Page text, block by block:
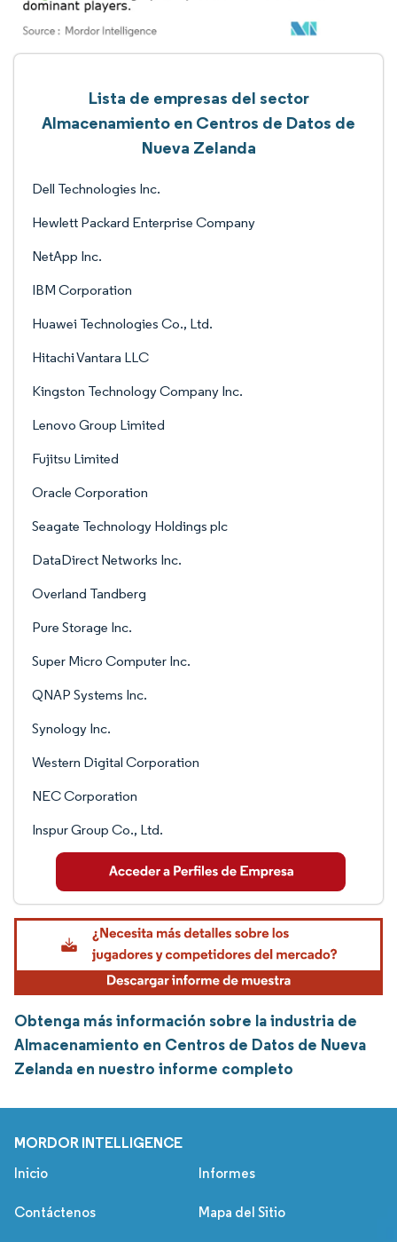
Lista de empresas del sector
Almacenamiento en Centros de Datos de
Nueva Zelanda
Dell Technologies Inc.
Hewlett Packard Enterprise Company
NetApp Inc.
IBM Corporation
Huawei Technologies Co., Ltd.
Hitachi Vantara LLC
Kingston Technology Company Inc.
Lenovo Group Limited
Fujitsu Limited
Oracle Corporation
Seagate Technology Holdings plc
DataDirect Networks Inc.
Overland Tandberg
Pure Storage Inc.
Super Micro Computer Inc.
QNAP Systems Inc.
Synology Inc.
Western Digital Corporation
NEC Corporation
Inspur Group Co., Ltd.
Obtenga más información sobre la industria de
Almacenamiento en Centros de Datos de Nueva
Zelanda en nuestro informe completo
MORDOR INTELLIGENCE
Inicio Informes
Contáctenos Mapa del Sitio